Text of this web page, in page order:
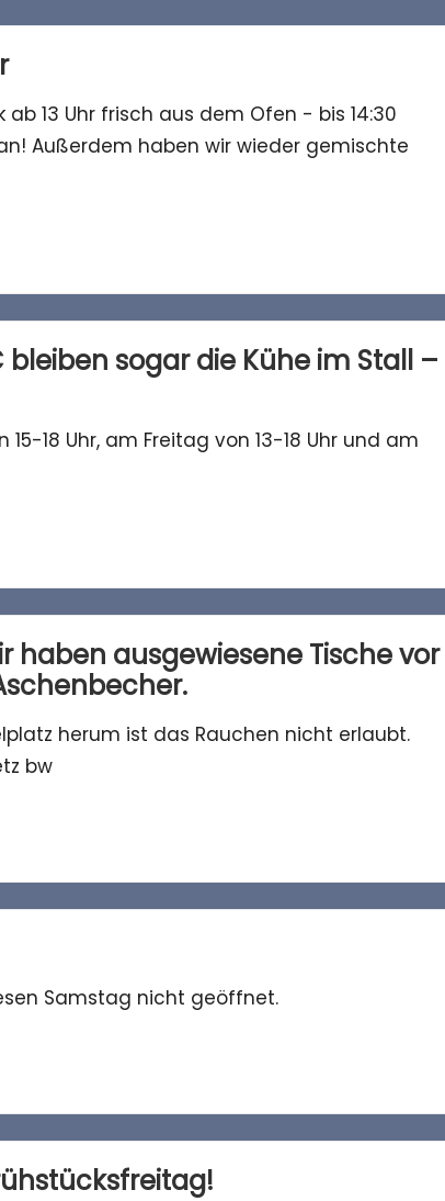
13 Uhr frisch aus dem Ofen - bis 14:30
Außerdem haben wir wieder gemischte
bleiben sogar die Kühe im Stall –
18 Uhr, am Freitag von 13-18 Uhr und am
haben ausgewiesene Tische vor
herum ist das Rauchen nicht erlaubt.
bw
Samstag nicht geöffnet.